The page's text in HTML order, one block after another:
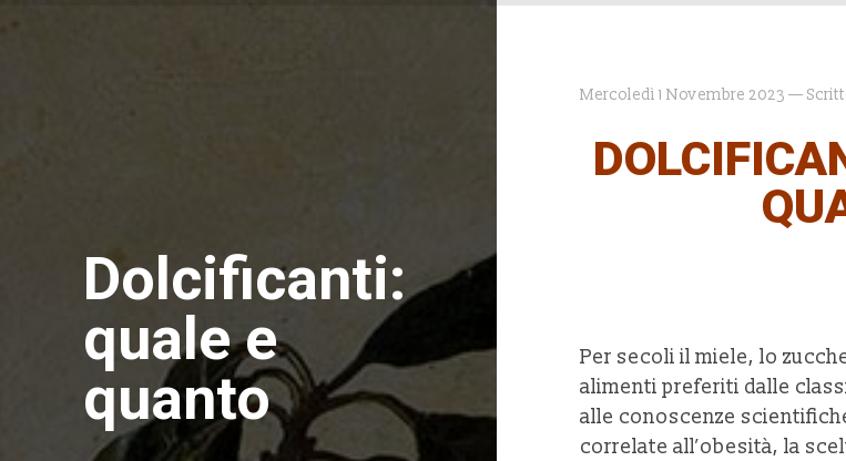
Dolcificanti:
quale e
quanto
Mercoledì 1 Novembre 2023 —
Per secoli il miele, lo
alimenti preferiti dalle
alle conoscenze
correlate all’obesità, la